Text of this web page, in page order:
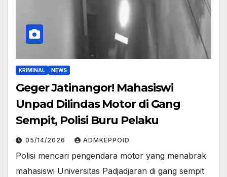
KRIMINAL NEWS
Geger Jatinangor! Mahasiswi
Unpad Dilindas Motor di Gang
Sempit, Polisi Buru Pelaku
05/14/2026 ADMKEPPOID
Polisi mencari pengendara motor yang menabrak
mahasiswi Universitas Padjadjaran di gang sempit